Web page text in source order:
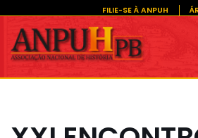
Pular
para
FILIE-SE À ANPUH